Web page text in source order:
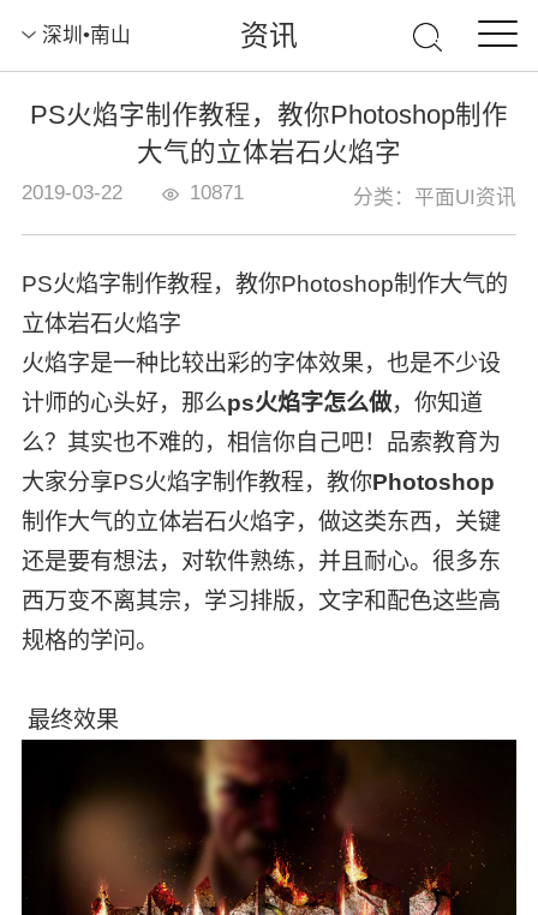
深圳•南山 资讯
PS火焰字制作教程，教你Photoshop制作
大气的立体岩石火焰字
2019-03-22 10871 分类：平面UI资讯
PS火焰字制作教程，教你Photoshop制作大气的
立体岩石火焰字
火焰字是一种比较出彩的字体效果，也是不少设
计师的心头好，那么ps火焰字怎么做，你知道
么？其实也不难的，相信你自己吧！品索教育为
大家分享PS火焰字制作教程，教你Photoshop
制作大气的立体岩石火焰字，做这类东西，关键
还是要有想法，对软件熟练，并且耐心。很多东
西万变不离其宗，学习排版，文字和配色这些高
规格的学问。
最终效果